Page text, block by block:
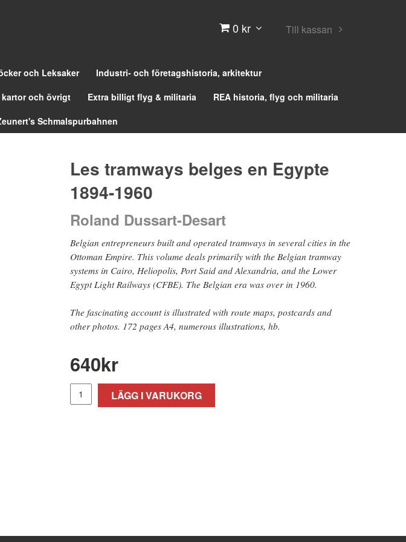
0 kr Till kassan
och Leksaker
Industri- och företagshistoria, arkitektur
kartor och övrigt Extra billigt flyg & militaria
REA historia, flyg och militaria
Schmalspurbahnen
Les tramways belges en Egypte
1894-1960
Roland Dussart-Desart
Belgian entrepreneurs built and operated tramways in several cities in the
Ottoman Empire. This volume deals primarily with the Belgian tramway
systems in Cairo, Heliopolis, Port Said and Alexandria, and the Lower
Egypt Light Railways (CFBE). The Belgian era was over in 1960.
The fascinating account is illustrated with route maps, postcards and
other photos. 172 pages A4, numerous illustrations, hb.
640kr
LÄGG I VARUKORG